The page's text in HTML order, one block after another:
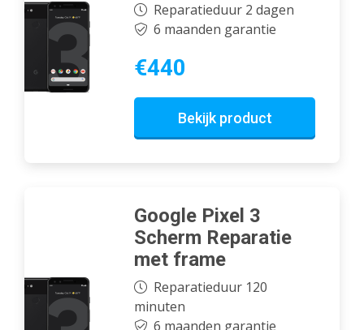
Reparatieduur 2 dagen
6 maanden garantie
€440
Bekijk product
Google Pixel 3
Scherm Reparatie
met frame
Reparatieduur 120
minuten
6 maanden garantie